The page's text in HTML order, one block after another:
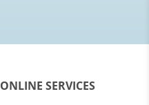
ONLINE SERVICES